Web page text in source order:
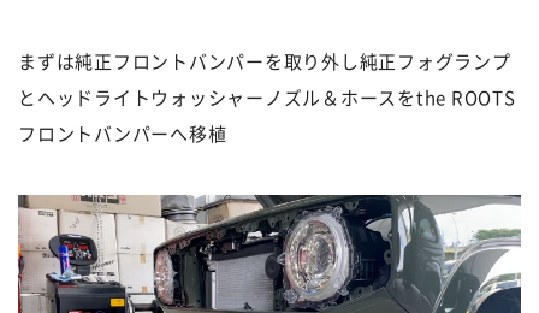
まずは純正フロントバンパーを取り外し純正フォグランプ
とヘッドライトウォッシャーノズル＆ホースをthe ROOTS
フロントバンパーへ移植